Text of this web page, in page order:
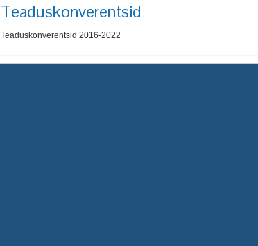
Teaduskonverentsid
Teaduskonverentsid 2016-2022